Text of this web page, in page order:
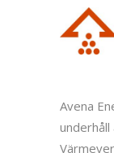
Avena